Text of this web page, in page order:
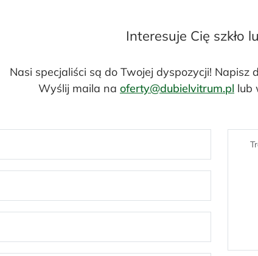
Interesuje Cię szkło
Nasi specjaliści są do Twojej dyspozycji! Napisz
Wyślij maila na oferty@dubielvitrum.pl lub